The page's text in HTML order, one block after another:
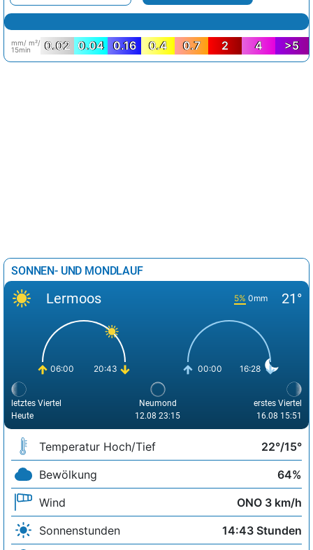
mm/ m²/
15min
0.02 0.04 0.16 0.4 0.7 2 4 >5
SONNEN- UND MONDLAUF
Lermoos 5% 0mm 21°
06:00 20:43 00:00 16:28
letztes Viertel
Heute
Neumond
12.08 23:15
erstes Viertel
16.08 15:51
Temperatur Hoch/Tief
22°/15°
Bewölkung
64%
Wind
ONO 3 km/h
Sonnenstunden
14:43 Stunden